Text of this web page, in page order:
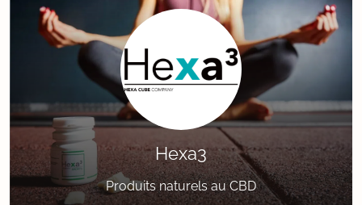
Hexa3
Produits naturels au CBD